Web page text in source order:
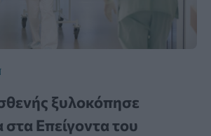
ξυλοκόπησε
στα Επείγοντα του